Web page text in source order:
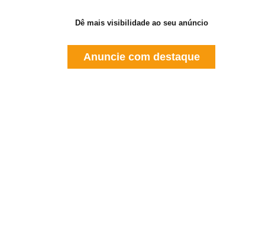
Dê mais visibilidade ao seu anúncio
Anuncie com destaque